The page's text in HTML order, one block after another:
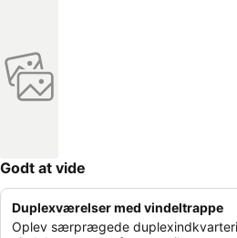
Godt at vide
Duplexværelser med vindeltrappe
Oplev særprægede